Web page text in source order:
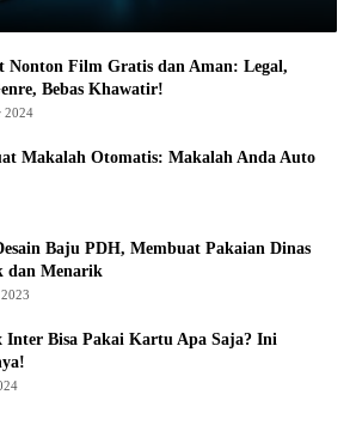
Nonton Film Gratis dan Aman: Legal,
Bebas Khawatir!
2024
Makalah Otomatis: Makalah Anda Auto
Baju PDH, Membuat Pakaian Dinas
dan Menarik
Inter Bisa Pakai Kartu Apa Saja? Ini